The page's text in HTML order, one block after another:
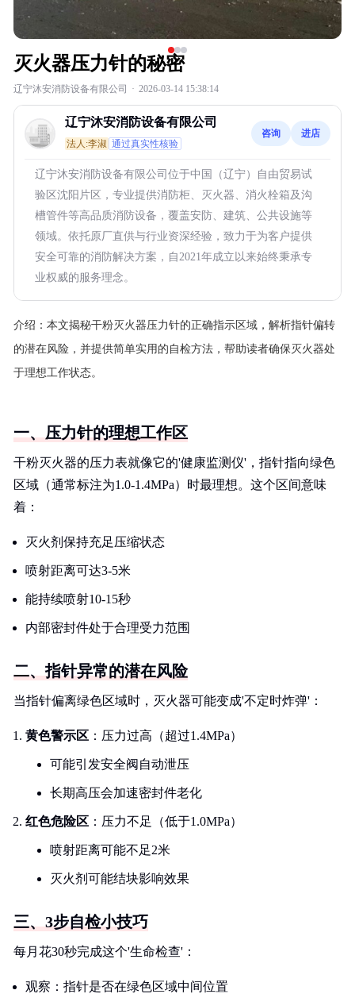
灭火器压力针的秘密
辽宁沐安消防设备有限公司 · 2026-03-14 15:38:14
辽宁沐安消防设备有限公司
法人:李淑 通过真实性核验
咨询 进店
辽宁沐安消防设备有限公司位于中国（辽宁）自由贸易试
验区沈阳片区，专业提供消防柜、灭火器、消火栓箱及沟
槽管件等高品质消防设备，覆盖安防、建筑、公共设施等
领域。依托原厂直供与行业资深经验，致力于为客户提供
安全可靠的消防解决方案，自2021年成立以来始终秉承专
业权威的服务理念。
介绍： 本文揭秘干粉灭火器压力针的正确指示区域，解析指针偏转
的潜在风险，并提供简单实用的自检方法，帮助读者确保灭火器处
于理想工作状态。
一、压力针的理想工作区
干粉灭火器的压力表就像它的'健康监测仪'，指针指向绿色
区域（通常标注为1.0-1.4MPa）时最理想。这个区间意味
着：
灭火剂保持充足压缩状态
喷射距离可达3-5米
能持续喷射10-15秒
内部密封件处于合理受力范围
二、指针异常的潜在风险
当指针偏离绿色区域时，灭火器可能变成'不定时炸弹'：
黄色警示区 ：压力过高（超过1.4MPa）
可能引发安全阀自动泄压
长期高压会加速密封件老化
红色危险区 ：压力不足（低于1.0MPa）
喷射距离可能不足2米
灭火剂可能结块影响效果
三、3步自检小技巧
每月花30秒完成这个'生命检查'：
观察：指针是否在绿色区域中间位置